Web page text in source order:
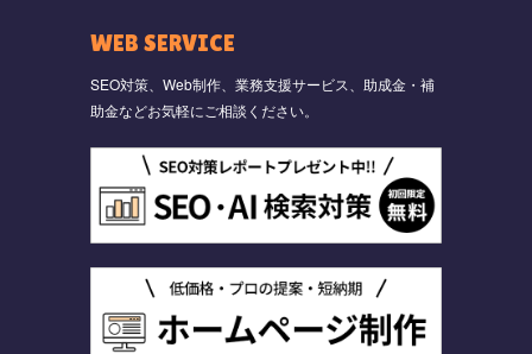
WEB SERVICE
SEO対策、Web制作、業務支援サービス、助成金・補
助金などお気軽にご相談ください。